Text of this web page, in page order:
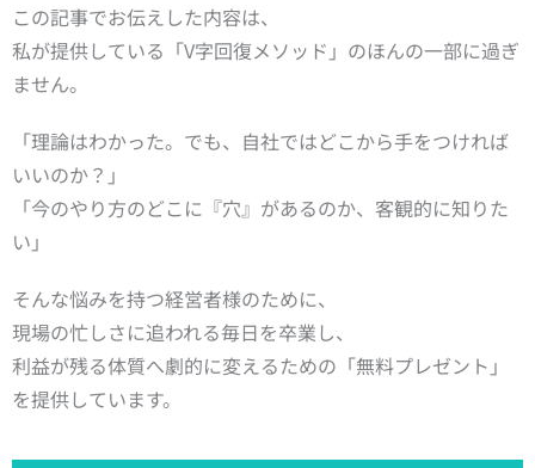
この記事でお伝えした内容は、
私が提供している「V字回復メソッド」のほんの一部に過ぎ
ません。
「理論はわかった。でも、自社ではどこから手をつければ
いいのか？」
「今のやり方のどこに『穴』があるのか、客観的に知りた
い」
そんな悩みを持つ経営者様のために、
現場の忙しさに追われる毎日を卒業し、
利益が残る体質へ劇的に変えるための「無料プレゼント」
を提供しています。